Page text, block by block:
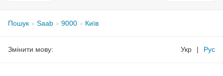
Пошук Saab 9000 Київ
Змінити мову: Укр | Рус